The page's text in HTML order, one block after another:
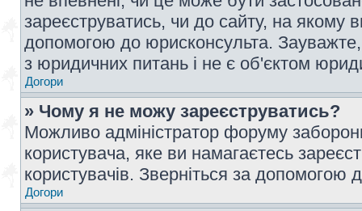
зареєструватись, чи до сайту, на якому
допомогою до юрисконсульта.
з юридичних питань і не є об'єктом
Догори
» Чому я не можу зареєструватись?
Можливо адміністратор форуму
користувача, яке ви намагаєтесь
користувачів. Зверніться за допомогою
Догори